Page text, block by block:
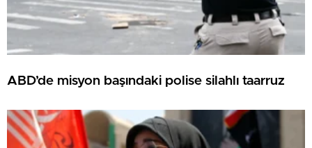
ABD’de misyon başındaki polise silahlı taarruz